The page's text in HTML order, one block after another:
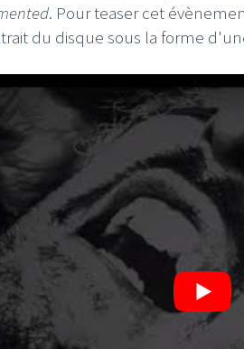
. Pour teaser cet
du disque sous la forme